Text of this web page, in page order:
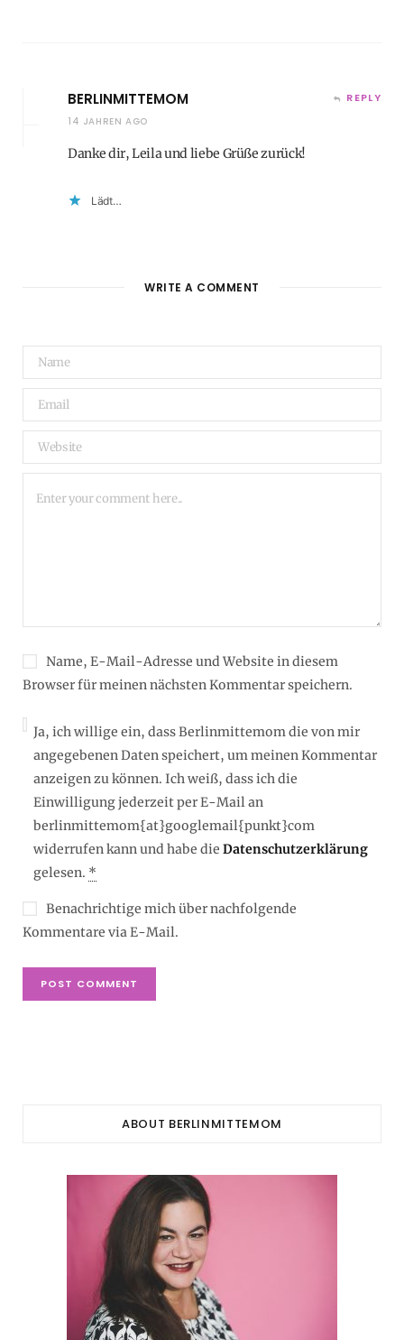
BERLINMITTEMOM
14 JAHREN AGO
REPLY
Danke dir, Leila und liebe Grüße zurück!
Lädt…
WRITE A COMMENT
Name, E-Mail-Adresse und Website in diesem
Browser für meinen nächsten Kommentar speichern.
Ja, ich willige ein, dass Berlinmittemom die von mir
angegebenen Daten speichert, um meinen Kommentar
anzeigen zu können. Ich weiß, dass ich die
Einwilligung jederzeit per E-Mail an
berlinmittemom{at}googlemail{punkt}com
widerrufen kann und habe die Datenschutzerklärung
gelesen. *
Benachrichtige mich über nachfolgende
Kommentare via E-Mail.
ABOUT BERLINMITTEMOM